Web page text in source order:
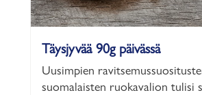
Täysjyvää 90g päivässä
Uusimpien
suomalaisten ruokavalion tulisi